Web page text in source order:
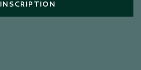
INSCRIPTION